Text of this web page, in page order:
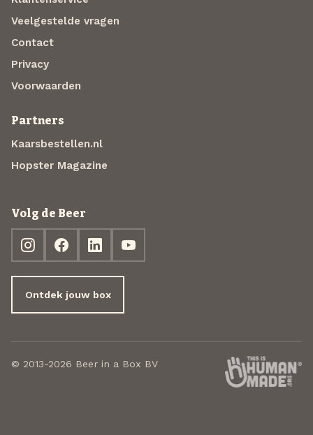
Veelgestelde vragen
Contact
Privacy
Voorwaarden
Partners
Kaarsbestellen.nl
Hopster Magazine
Volg de Beer
Ontdek jouw box
© 2013-2026 Beer in a Box BV